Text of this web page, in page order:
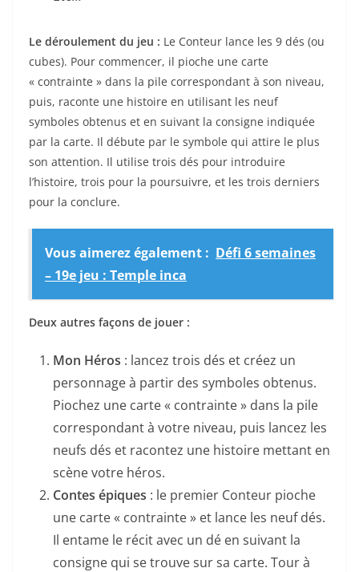
Le déroulement du jeu : Le Conteur lance les 9 dés (ou
cubes). Pour commencer, il pioche une carte
« contrainte » dans la pile correspondant à son niveau,
puis, raconte une histoire en utilisant les neuf
symboles obtenus et en suivant la consigne indiquée
par la carte. Il débute par le symbole qui attire le plus
son attention. Il utilise trois dés pour introduire
l’histoire, trois pour la poursuivre, et les trois derniers
pour la conclure.
Vous aimerez également : Défi 6 semaines
– 19e jeu : Temple inca
Deux autres façons de jouer :
Mon Héros : lancez trois dés et créez un
personnage à partir des symboles obtenus.
Piochez une carte « contrainte » dans la pile
correspondant à votre niveau, puis lancez les
neufs dés et racontez une histoire mettant en
scène votre héros.
Contes épiques : le premier Conteur pioche
une carte « contrainte » et lance les neuf dés.
Il entame le récit avec un dé en suivant la
consigne qui se trouve sur sa carte. Tour à